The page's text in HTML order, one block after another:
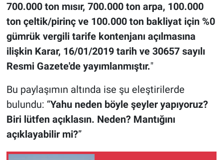
700.000 ton mısır, 700.000 ton arpa, 100.000
ton çeltik/pirinç ve 100.000 ton bakliyat için %0
gümrük vergili tarife kontenjanı açılmasına
ilişkin Karar, 16/01/2019 tarih ve 30657 sayılı
Resmi Gazete'de yayımlanmıştır."
Bu paylaşımın altında ise şu eleştirilerde
bulundu: “Yahu neden böyle şeyler yapıyoruz?
Biri lütfen açıklasın. Neden? Mantığını
açıklayabilir mi?”